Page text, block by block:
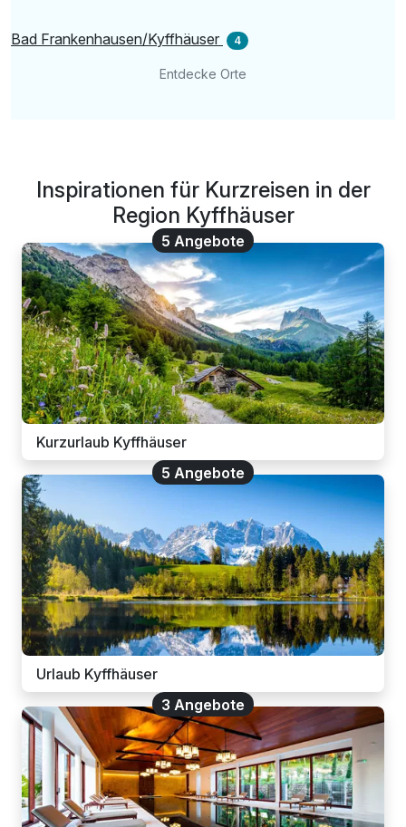
Bad Frankenhausen/Kyffhäuser 4
Entdecke Orte
Inspirationen für Kurzreisen in der
Region Kyffhäuser
5 Angebote
Kurzurlaub Kyffhäuser
5 Angebote
Urlaub Kyffhäuser
3 Angebote